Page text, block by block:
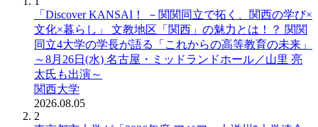
「Discover KANSAI！ －関関同立で拓く、関西の学び×
文化×暮らし」 文教地区「関西」の魅力とは！？ 関関
同立4大学の学長が語る「これからの高等教育の未来」
～8月26日(水) 名古屋・ミッドランドホール／山里 亮
太氏も出演～
関西大学
2026.08.05
2